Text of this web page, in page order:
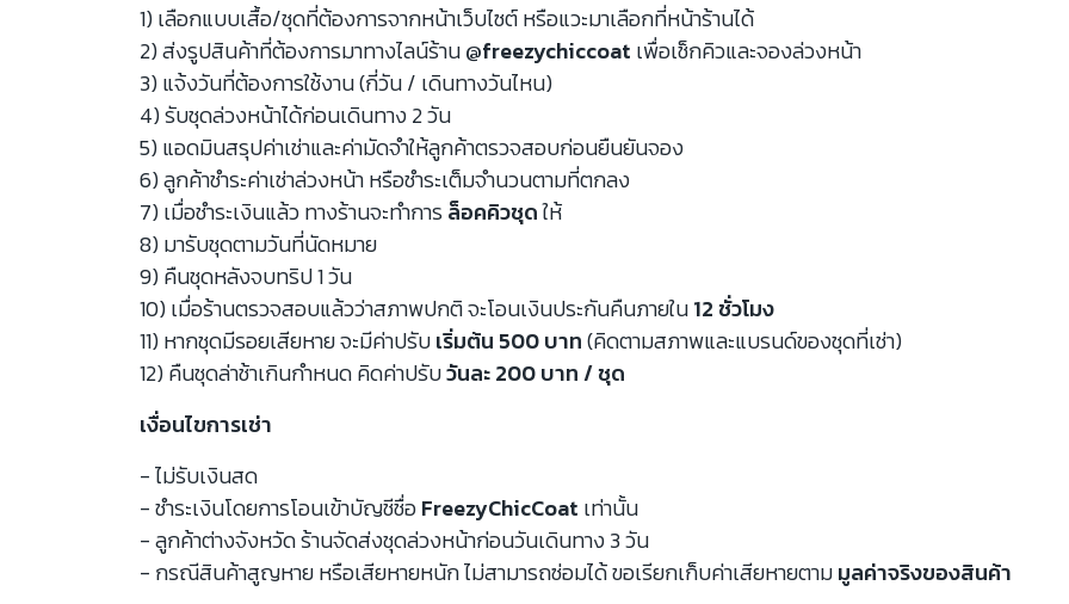
1) เลือกแบบเสื้อ/ชุดที่ต้องการจากหน้าเว็บไซต์ หรือแวะมาเลือกที่หน้าร้านได้
2) ส่งรูปสินค้าที่ต้องการมาทางไลน์ร้าน@freezychiccoat เพื่อเช็กคิวและจองล่วงหน้า
3) แจ้งวันที่ต้องการใช้งาน (กี่วัน / เดินทางวันไหน)
4) รับชุดล่วงหน้าได้ก่อนเดินทาง 2 วัน
5) แอดมินสรุปค่าเช่าและค่ามัดจำให้ลูกค้าตรวจสอบก่อนยืนยันจอง
6) ลูกค้าชำระค่าเช่าล่วงหน้า หรือชำระเต็มจำนวนตามที่ตกลง
7) เมื่อชำระเงินแล้ว ทางร้านจะทำการล็อคคิวชุดให้
8) มารับชุดตามวันที่นัดหมาย
9) คืนชุดหลังจบทริป 1 วัน
10) เมื่อร้านตรวจสอบแล้วว่าสภาพปกติ จะโอนเงินประกันคืนภายใน12 ชั่วโมง
11) หากชุดมีรอยเสียหาย จะมีค่าปรับเริ่มต้น 500 บาท(คิดตามสภาพและแบรนด์ของชุดที่เช่า)
12) คืนชุดล่าช้าเกินกำหนด คิดค่าปรับวันละ 200 บาท / ชุด
เงื่อนไขการเช่า
- ไม่รับเงินสด
- ชำระเงินโดยการโอนเข้าบัญชีชื่อFreezyChicCoat เท่านั้น
- ลูกค้าต่างจังหวัด ร้านจัดส่งชุดล่วงหน้าก่อนวันเดินทาง 3 วัน
- กรณีสินค้าสูญหาย หรือเสียหายหนัก ไม่สามารถซ่อมได้ ขอเรียกเก็บค่าเสียหายตามมูลค่าจริงของสินค้า